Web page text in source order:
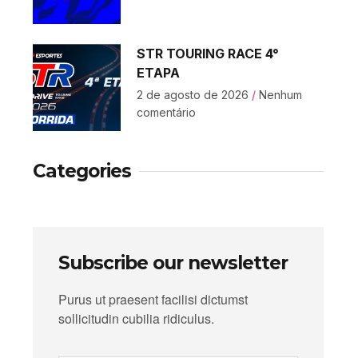
STR TOURING RACE 4°
ETAPA
2 de agosto de 2026 Nenhum
comentário
Categories
Subscribe our newsletter
Purus ut praesent facilisi dictumst
sollicitudin cubilia ridiculus.